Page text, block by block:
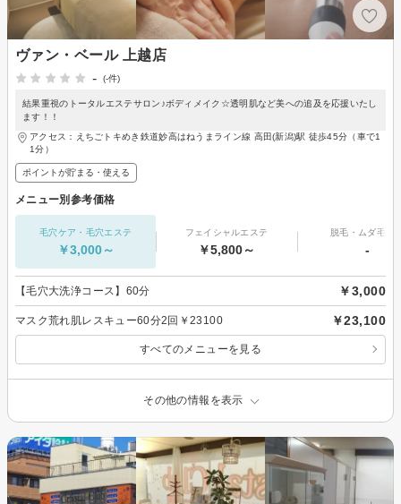
ヴァン・ベール 上越店
-
(-件)
結果重視のトータルエステサロン♪ボディメイク☆透明肌など美への追及を応援いたし
ます！！
アクセス：えちごトキめき鉄道妙高はねうまライン線 高田(新潟)駅 徒歩45分（車で1
1分）
ポイントが貯まる・使える
メニュー別参考価格
毛穴ケア・毛穴エステ
￥3,000～
フェイシャルエステ
￥5,800～
脱毛・ムダ毛処
-
【毛穴大洗浄コース】60分 ￥3,000
マスク荒れ肌レスキュー60分2回￥23100 ￥23,100
すべてのメニューを見る
その他の情報を表示